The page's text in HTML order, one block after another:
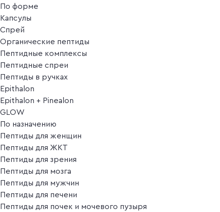
По форме
Капсулы
Спрей
Органические пептиды
Пептидные комплексы
Пептидные спреи
Пептиды в ручках
Epithalon
Epithalon + Pinealon
GLOW
По назначению
Пептиды для женщин
Пептиды для ЖКТ
Пептиды для зрения
Пептиды для мозга
Пептиды для мужчин
Пептиды для печени
Пептиды для почек и мочевого пузыря